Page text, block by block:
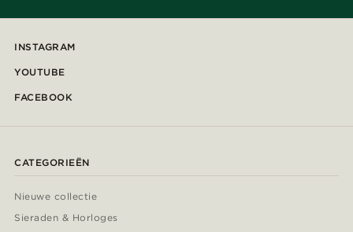
INSTAGRAM
YOUTUBE
FACEBOOK
CATEGORIEËN
Nieuwe collectie
Sieraden & Horloges